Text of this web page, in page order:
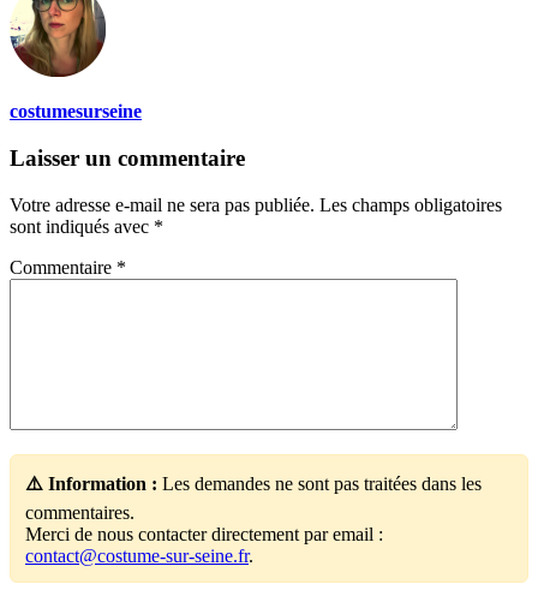
costumesurseine
Laisser un commentaire
Votre adresse e-mail ne sera pas publiée. Les champs obligatoires
sont indiqués avec *
Commentaire *
⚠️ Information : Les demandes ne sont pas traitées dans les
commentaires.
Merci de nous contacter directement par email :
contact@costume-sur-seine.fr.